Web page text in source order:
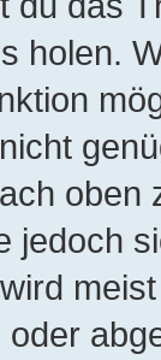
holen.
oben
jedoch